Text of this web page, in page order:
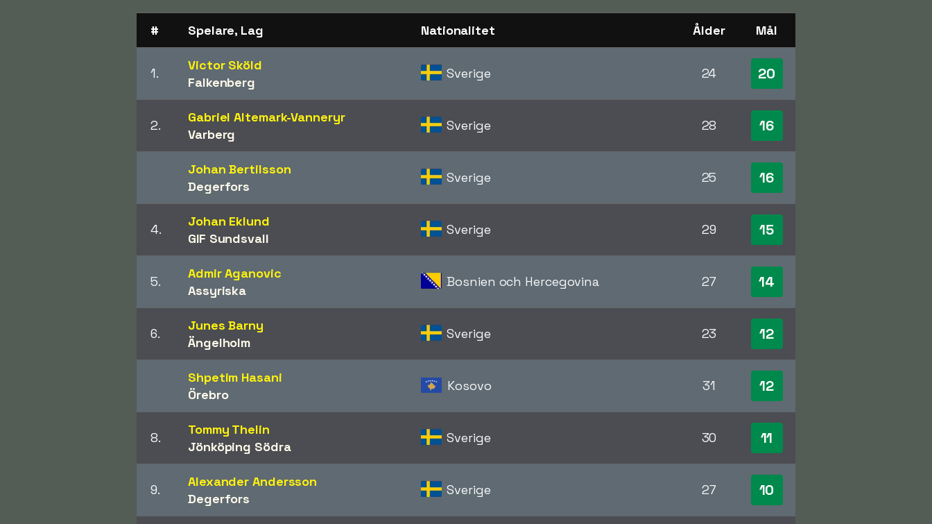
# Spelare, Lag Nationalitet Ålder Mål
1.
Victor Sköld
Falkenberg
Sverige 24 20
2.
Gabriel Altemark-Vanneryr
Varberg
Sverige 28 16
Johan Bertilsson
Degerfors
Sverige 25 16
4.
Johan Eklund
GIF Sundsvall
Sverige 29 15
5.
Admir Aganovic
Assyriska
Bosnien och Hercegovina 27 14
6.
Junes Barny
Ängelholm
Sverige 23 12
Shpetim Hasani
Örebro
Kosovo 31 12
8.
Tommy Thelin
Jönköping Södra
Sverige 30 11
9.
Alexander Andersson
Degerfors
Sverige 27 10